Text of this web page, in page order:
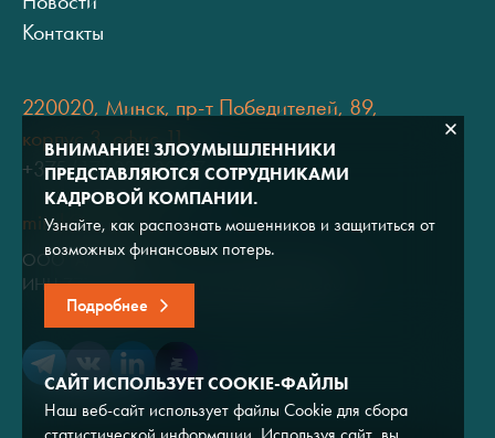
Контакты
220020, Минск, пр-т Победителей, 89,
корпус 3, офис 11
+375 (17) 334 80 07
minsk@adviros.by
ООО "Адвирос"
ИНН 7714572528 / ОГРН 1047796766380
ВНИМАНИЕ! ЗЛОУМЫШЛЕННИКИ
ПРЕДСТАВЛЯЮТСЯ СОТРУДНИКАМИ
КАДРОВОЙ КОМПАНИИ.
Узнайте, как распознать мошенников и защититься от
возможных финансовых потерь.
Подробнее
САЙТ ИСПОЛЬЗУЕТ COOKIE-ФАЙЛЫ
Наш веб-сайт использует файлы Cookie для сбора